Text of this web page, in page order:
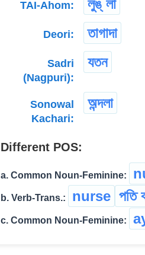
TAI-Ahom: লুঙ্ লা
Deori: তাগাদা
Sadri
(Nagpuri):
যতন
Sonowal
Kachari:
অন্দলা
Different POS:
a. Common Noun-Feminine:
b. Verb-Trans.: nurse পতি
c. Common Noun-Feminine: